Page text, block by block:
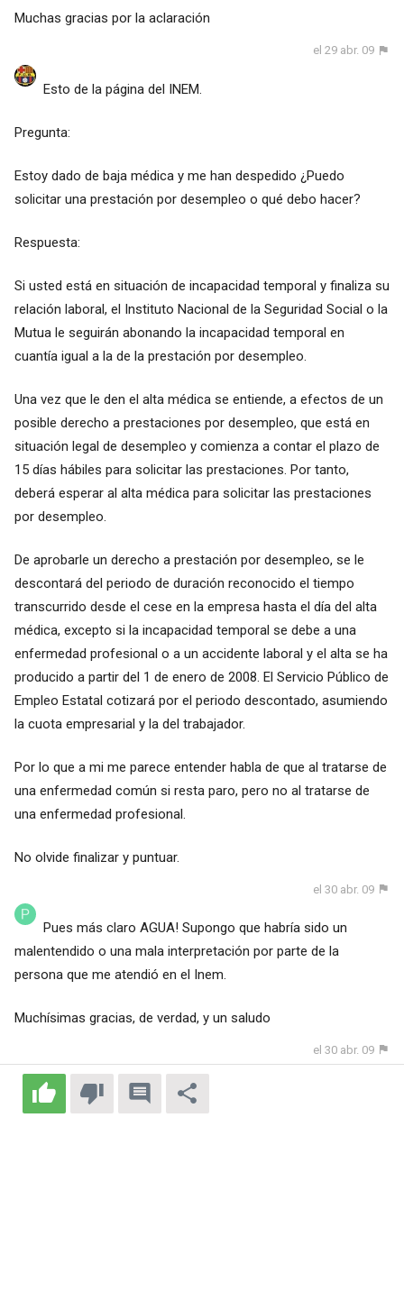
Muchas gracias por la aclaración
el 29 abr. 09
Esto de la página del INEM.
Pregunta:
Estoy dado de baja médica y me han despedido ¿Puedo
solicitar una prestación por desempleo o qué debo hacer?
Respuesta:
Si usted está en situación de incapacidad temporal y finaliza su
relación laboral, el Instituto Nacional de la Seguridad Social o la
Mutua le seguirán abonando la incapacidad temporal en
cuantía igual a la de la prestación por desempleo.
Una vez que le den el alta médica se entiende, a efectos de un
posible derecho a prestaciones por desempleo, que está en
situación legal de desempleo y comienza a contar el plazo de
15 días hábiles para solicitar las prestaciones. Por tanto,
deberá esperar al alta médica para solicitar las prestaciones
por desempleo.
De aprobarle un derecho a prestación por desempleo, se le
descontará del periodo de duración reconocido el tiempo
transcurrido desde el cese en la empresa hasta el día del alta
médica, excepto si la incapacidad temporal se debe a una
enfermedad profesional o a un accidente laboral y el alta se ha
producido a partir del 1 de enero de 2008. El Servicio Público de
Empleo Estatal cotizará por el periodo descontado, asumiendo
la cuota empresarial y la del trabajador.
Por lo que a mi me parece entender habla de que al tratarse de
una enfermedad común si resta paro, pero no al tratarse de
una enfermedad profesional.
No olvide finalizar y puntuar.
el 30 abr. 09
Pues más claro AGUA! Supongo que habría sido un
malentendido o una mala interpretación por parte de la
persona que me atendió en el Inem.
Muchísimas gracias, de verdad, y un saludo
el 30 abr. 09